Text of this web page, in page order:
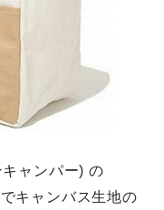
ャンパー) の
キャンバス生地の